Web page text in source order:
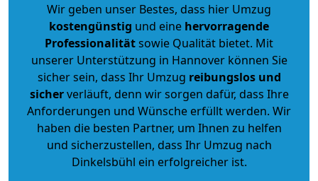
Wir geben unser Bestes, dass hier Umzug
kostengünstig und eine hervorragende
Professionalitätsowie Qualität bietet. Mit
unserer Unterstützung in Hannover können Sie
sicher sein, dass Ihr Umzug reibungslos und
sicherverläuft, denn wir sorgen dafür, dass Ihre
Anforderungen und Wünsche erfüllt werden. Wir
haben die besten Partner, um Ihnen zu helfen
und sicherzustellen, dass Ihr Umzug nach
Dinkelsbühl ein erfolgreicher ist.